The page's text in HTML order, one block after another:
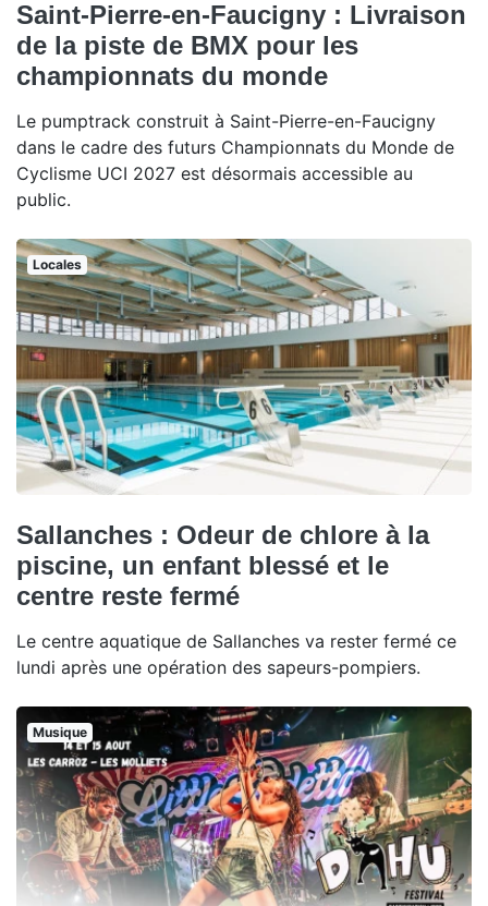
Saint-Pierre-en-Faucigny : Livraison
de la piste de BMX pour les
championnats du monde
Le pumptrack construit à Saint-Pierre-en-Faucigny
dans le cadre des futurs Championnats du Monde de
Cyclisme UCI 2027 est désormais accessible au
public.
Locales
Sallanches : Odeur de chlore à la
piscine, un enfant blessé et le
centre reste fermé
Le centre aquatique de Sallanches va rester fermé ce
lundi après une opération des sapeurs-pompiers.
Musique